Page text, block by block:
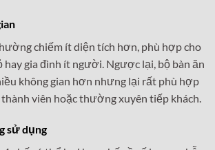
chiếm ít diện tích hơn, phù hợp cho
hay gia đình ít người. Ngược lại, bộ bàn ăn
không gian hơn nhưng lại rất phù hợp
viên hoặc thường xuyên tiếp khách.
sử dụng